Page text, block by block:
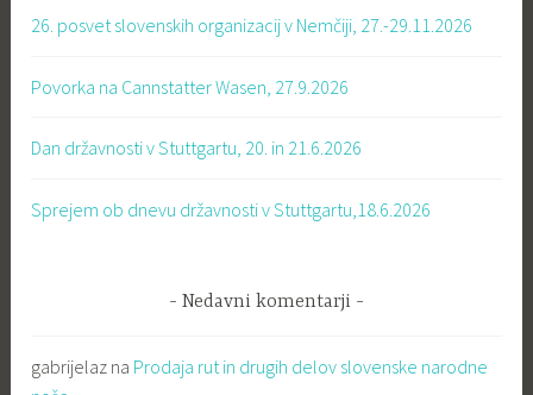
26. posvet slovenskih organizacij v Nemčiji, 27.-29.11.2026
Povorka na Cannstatter Wasen, 27.9.2026
Dan državnosti v Stuttgartu, 20. in 21.6.2026
Sprejem ob dnevu državnosti v Stuttgartu,18.6.2026
Nedavni komentarji
gabrijelaz na Prodaja rut in drugih delov slovenske narodne